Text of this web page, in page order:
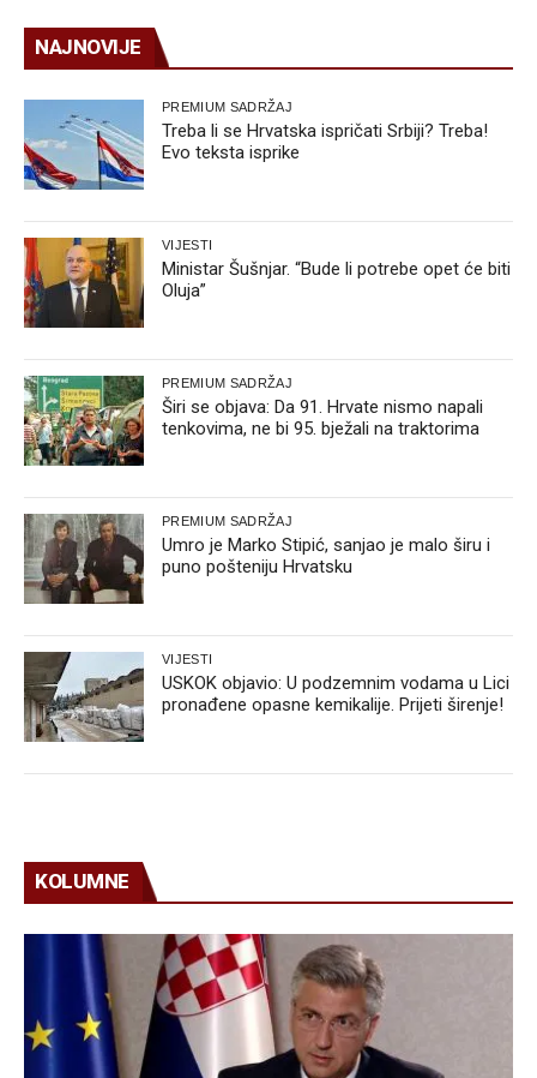
NAJNOVIJE
PREMIUM SADRŽAJ
Treba li se Hrvatska ispričati Srbiji? Treba!
Evo teksta isprike
VIJESTI
Ministar Šušnjar. “Bude li potrebe opet će biti
Oluja”
PREMIUM SADRŽAJ
Širi se objava: Da 91. Hrvate nismo napali
tenkovima, ne bi 95. bježali na traktorima
PREMIUM SADRŽAJ
Umro je Marko Stipić, sanjao je malo širu i
puno pošteniju Hrvatsku
VIJESTI
USKOK objavio: U podzemnim vodama u Lici
pronađene opasne kemikalije. Prijeti širenje!
KOLUMNE